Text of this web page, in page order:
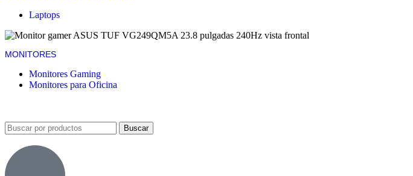
Laptops
MONITORES
Monitores Gaming
Monitores para Oficina
Buscar